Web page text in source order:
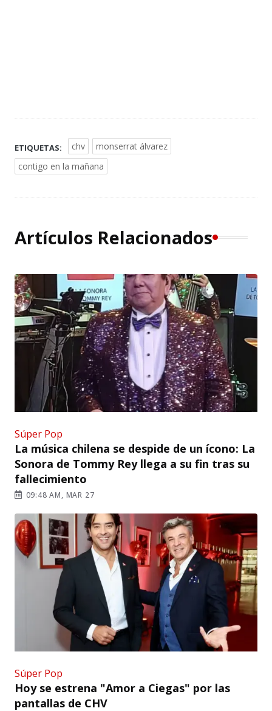
ETIQUETAS: chv
monserrat álvarez
contigo en la mañana
Artículos Relacionados
Súper Pop
La música chilena se despide de un ícono: La
Sonora de Tommy Rey llega a su fin tras su
fallecimiento
09:48 AM, MAR 27
Súper Pop
Hoy se estrena "Amor a Ciegas" por las
pantallas de CHV